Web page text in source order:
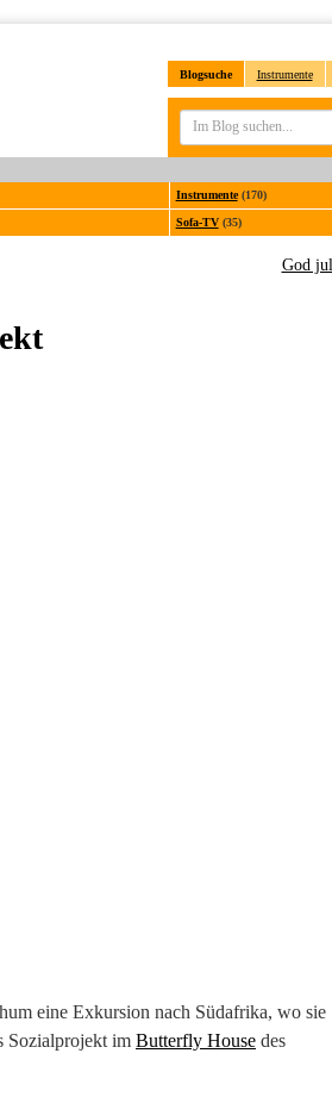
Blogsuche Instrumente
Instrumente(170)
Sofa-TV(35)
God jul
eine Exkursion nach Südafrika, wo sie
Sozialprojekt im Butterfly House des